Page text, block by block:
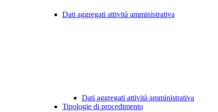
Dati aggregati attività amministrativa
Dati aggregati attività amministrativa
Tipologie di procedimento